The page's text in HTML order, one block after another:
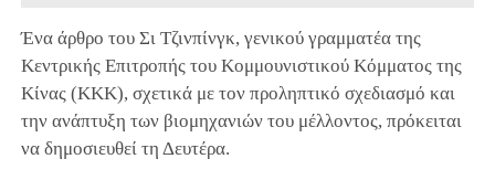
Ένα άρθρο του Σι Τζινπίνγκ, γενικού γραμματέα της
Κεντρικής Επιτροπής του Κομμουνιστικού Κόμματος της
Κίνας (ΚΚΚ), σχετικά με τον προληπτικό σχεδιασμό και
την ανάπτυξη των βιομηχανιών του μέλλοντος, πρόκειται
να δημοσιευθεί τη Δευτέρα.